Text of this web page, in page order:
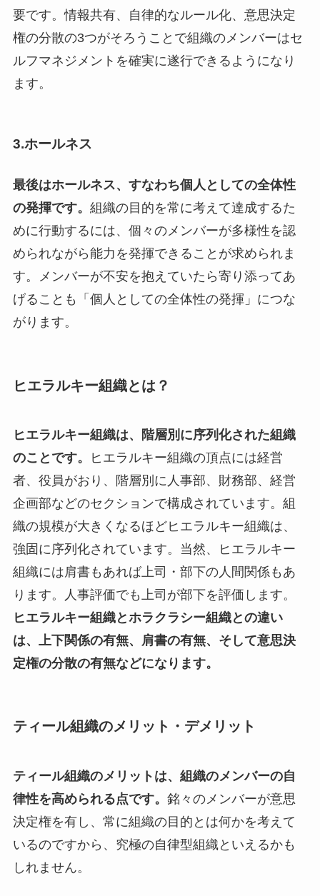
要です。情報共有、自律的なルール化、意思決定
権の分散の3つがそろうことで組織のメンバーはセ
ルフマネジメントを確実に遂行できるようになり
ます。
3.ホールネス
最後はホールネス、すなわち個人としての全体性
の発揮です。 組織の目的を常に考えて達成するた
めに行動するには、個々のメンバーが多様性を認
められながら能力を発揮できることが求められま
す。メンバーが不安を抱えていたら寄り添ってあ
げることも「個人としての全体性の発揮」につな
がります。
ヒエラルキー組織とは？
ヒエラルキー組織は、階層別に序列化された組織
のことです。
ヒエラルキー組織の頂点には経営
者、役員がおり、階層別に人事部、財務部、経営
企画部などのセクションで構成されています。組
織の規模が大きくなるほどヒエラルキー組織は、
強固に序列化されています。当然、ヒエラルキー
組織には肩書もあれば上司・部下の人間関係もあ
ります。人事評価でも上司が部下を評価します。
ヒエラルキー組織とホラクラシー組織との違い
は、上下関係の有無、肩書の有無、そして意思決
定権の分散の有無などになります。
ティール組織のメリット・デメリット
ティール組織のメリットは、組織のメンバーの自
律性を高められる点です。 銘々のメンバーが意思
決定権を有し、常に組織の目的とは何かを考えて
いるのですから、究極の自律型組織といえるかも
しれません。